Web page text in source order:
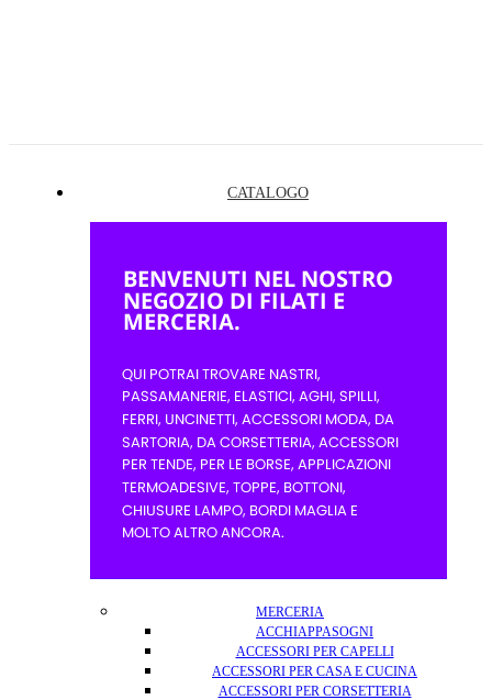
CATALOGO
MERCERIA
ACCHIAPPASOGNI
ACCESSORI PER CAPELLI
ACCESSORI PER CASA E CUCINA
ACCESSORI PER CORSETTERIA